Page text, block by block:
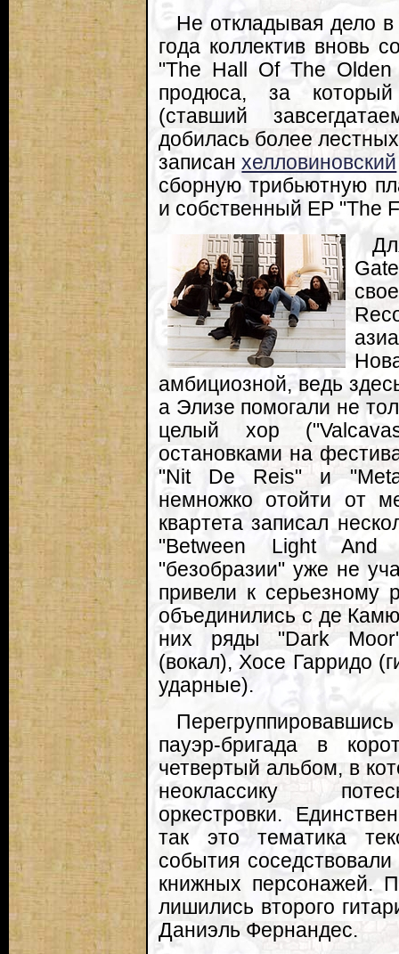
Не откладывая дело
года коллектив вновь
"The Hall Of The Olden
продюса, за
(ставший
добилась более
записанхелловиновский
сборную трибьютную
и собственный EP "The
амбициозной, ведь
а Элизе помогали не
целый хор
остановками на
"Nit De Reis" и
немножко отойти от
квартета записал
"Between Light And
"безобразии" уже не
привели к серьезному
объединились с де
них ряды "Dark
(вокал), Хосе Гарридо
ударные).
пауэр-бригада в
четвертый альбом, в
неоклассику
оркестровки.
так это тематика
события
книжных персонажей.
лишились второго
Даниэль Фернандес.